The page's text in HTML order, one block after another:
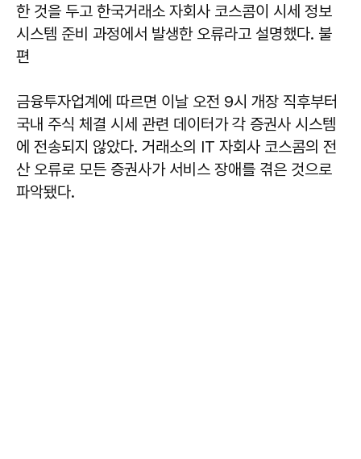
한 것을 두고 한국거래소 자회사 코스콤이 시세 정보
시스템 준비 과정에서 발생한 오류라고 설명했다. 불
편
금융투자업계에 따르면 이날 오전 9시 개장 직후부터
국내 주식 체결 시세 관련 데이터가 각 증권사 시스템
에 전송되지 않았다. 거래소의 IT 자회사 코스콤의 전
산 오류로 모든 증권사가 서비스 장애를 겪은 것으로
파악됐다.